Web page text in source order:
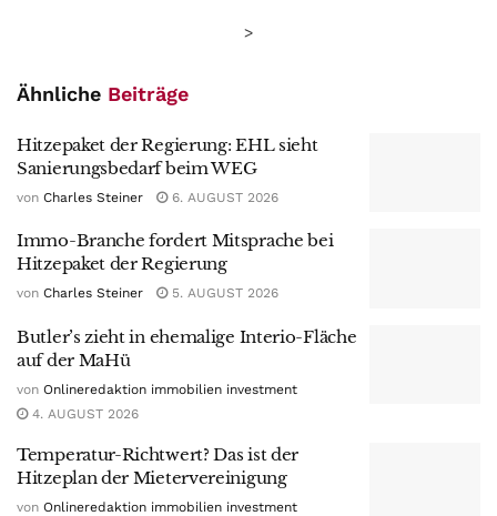
>
Ähnliche Beiträge
Hitzepaket der Regierung: EHL sieht
Sanierungsbedarf beim WEG
von Charles Steiner 6. AUGUST 2026
Immo-Branche fordert Mitsprache bei
Hitzepaket der Regierung
von Charles Steiner 5. AUGUST 2026
Butler’s zieht in ehemalige Interio-Fläche
auf der MaHü
von Onlineredaktion immobilien investment
4. AUGUST 2026
Temperatur-Richtwert? Das ist der
Hitzeplan der Mietervereinigung
von Onlineredaktion immobilien investment